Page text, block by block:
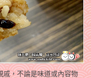
戚，不論是味道或內容物